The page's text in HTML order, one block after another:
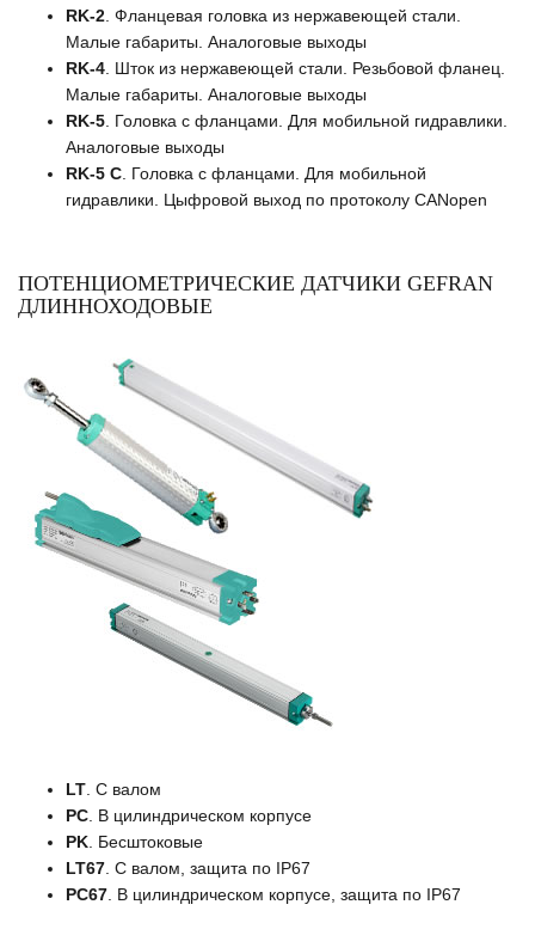
RK-2 . Фланцевая головка из нержавеющей стали.
Малые габариты. Аналоговые выходы
RK-4 . Шток из нержавеющей стали. Резьбовой фланец.
Малые габариты. Аналоговые выходы
RK-5 . Головка с фланцами. Для мобильной гидравлики.
Аналоговые выходы
RK-5 С . Головка с фланцами. Для мобильной
гидравлики. Цыфровой выход по протоколу CANopen
ПОТЕНЦИОМЕТРИЧЕСКИЕ ДАТЧИКИ GEFRAN
ДЛИННОХОДОВЫЕ
LT . С валом
PC . В цилиндрическом корпусе
PK . Бесштоковые
LT67 . С валом, защита по IP67
PC67 . В цилиндрическом корпусе, защита по IP67